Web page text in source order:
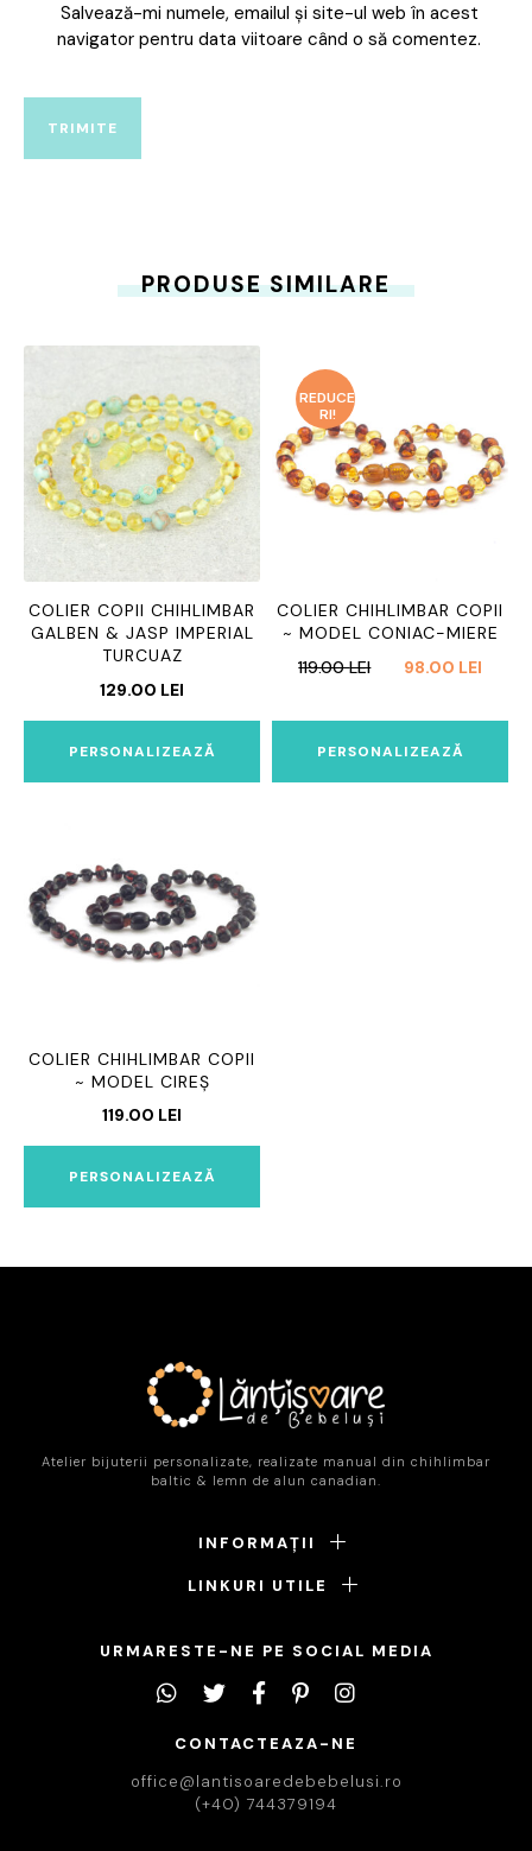
Salvează-mi numele, emailul și site-ul web în acest
navigator pentru data viitoare când o să comentez.
PRODUSE SIMILARE
COLIER COPII CHIHLIMBAR
GALBEN & JASP IMPERIAL
TURCUAZ
129.00 LEI
PERSONALIZEAZĂ
COLIER CHIHLIMBAR COPII
~ MODEL CONIAC-MIERE
REDUCE
RI!
119.00LEI
PREȚUL
A
FOST:
98.00 LEI
ESTE:
PERSONALIZEAZĂ
COLIER CHIHLIMBAR COPII
~ MODEL CIREȘ
119.00 LEI
PERSONALIZEAZĂ
Atelier bijuterii personalizate, realizate manual din chihlimbar
baltic & lemn de alun canadian.
INFORMAȚII
LINKURI UTILE
URMARESTE-NE PE SOCIAL MEDIA
CONTACTEAZA-NE
office@lantisoaredebebelusi.ro
(+40) 744379194